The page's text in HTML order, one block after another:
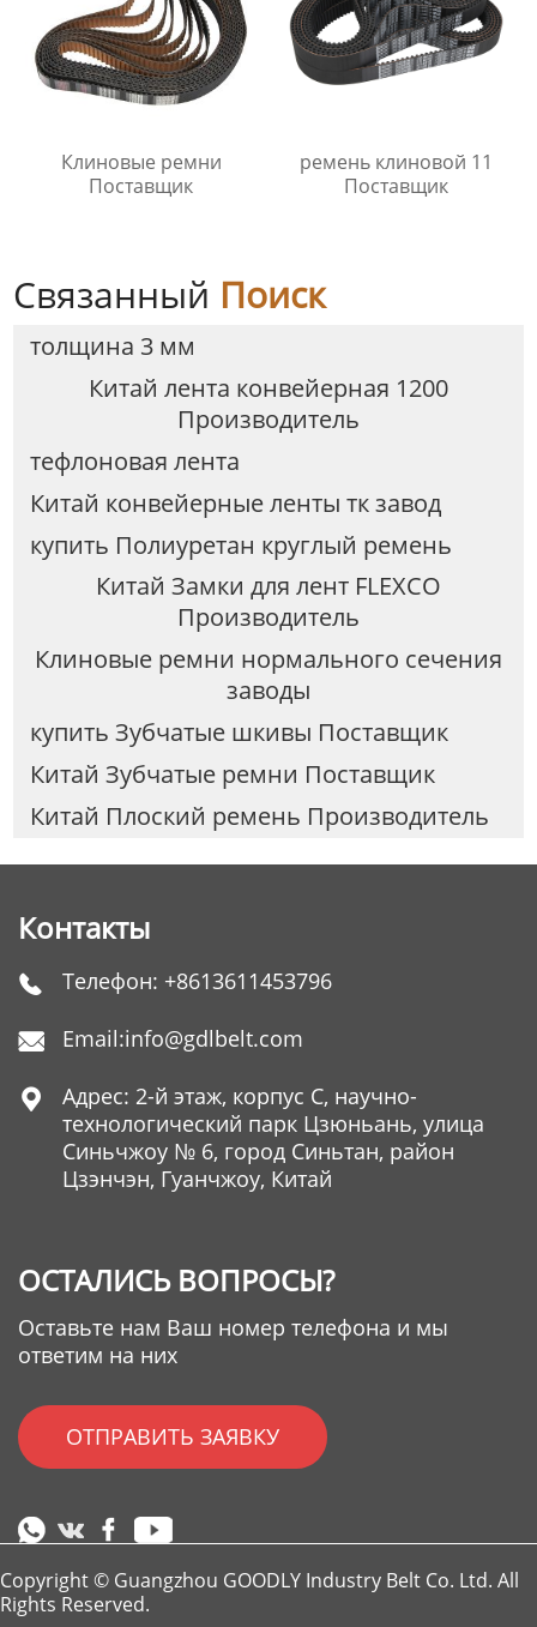
Клиновые ремни
Поставщик
ремень клиновой 11
Поставщик
Связанный Поиск
толщина 3 мм
Китай лента конвейерная 1200
Производитель
тефлоновая лента
Китай конвейерные ленты тк завод
купить Полиуретан круглый ремень
Китай Замки для лент FLEXCO
Производитель
Клиновые ремни нормального сечения
заводы
купить Зубчатые шкивы Поставщик
Китай Зубчатые ремни Поставщик
Китай Плоский ремень Производитель
Контакты
 Телефон: +8613611453796
 Email:info@gdlbelt.com

Адрес: 2-й этаж, корпус C, научно-
технологический парк Цзюньань, улица
Синьчжоу № 6, город Синьтан, район
Цзэнчэн, Гуанчжоу, Китай
ОСТАЛИСЬ ВОПРОСЫ?
Оставьте нам Ваш номер телефона и мы
ответим на них
ОТПРАВИТЬ ЗАЯВКУ
Copyright © Guangzhou GOODLY Industry Belt Co. Ltd. All
Rights Reserved.